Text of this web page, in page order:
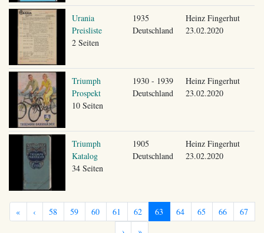
Urania
Preisliste
2 Seiten
1935
Deutschland
Heinz Fingerhut
23.02.2020
Triumph
Prospekt
10 Seiten
1930 - 1939
Deutschland
Heinz Fingerhut
23.02.2020
Triumph
Katalog
34 Seiten
1905
Deutschland
Heinz Fingerhut
23.02.2020
« ‹ 58 59 60 61 62 63 64 65 66
67
›
»